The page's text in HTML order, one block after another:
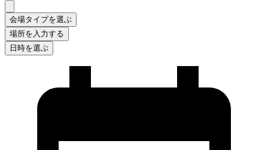
会場タイプを選ぶ
場所を入力する
日時を選ぶ